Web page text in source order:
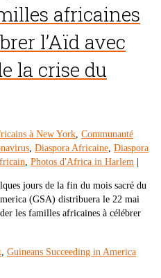
africaines
l’Aïd avec
la crise du
à New York, Communauté
, Diaspora Africaine, Diaspora
, Photos d'Africa in Harlem
jours de la fin du mois sacré du
(GSA) distribuera le 22 mai
les familles africaines à célébrer
, Guineans Succeeding in America